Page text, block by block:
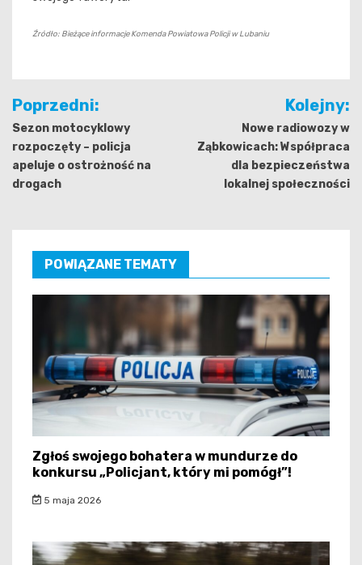
Źródło: Bieżące informacje Komenda Powiatowa Policji w Lubaniu
Nawigacja
wpisu
Poprzedni:
Sezon motocyklowy
rozpoczęty – policja
apeluje o ostrożność na
drogach
Kolejny:
Nowe radiowozy w
Ząbkowicach: Współpraca
dla bezpieczeństwa
lokalnej społeczności
POWIĄZANE TEMATY
Zgłoś swojego bohatera w mundurze do
konkursu „Policjant, który mi pomógł”!
5 maja 2026